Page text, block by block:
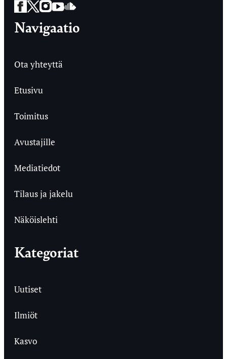
Facebook
Twitter
Instagram
YouTube
SoundCloud
Navigaatio
Ota yhteyttä
Etusivu
Toimitus
Avustajille
Mediatiedot
Tilaus ja jakelu
Näköislehti
Kategoriat
Uutiset
Ilmiöt
Kasvo